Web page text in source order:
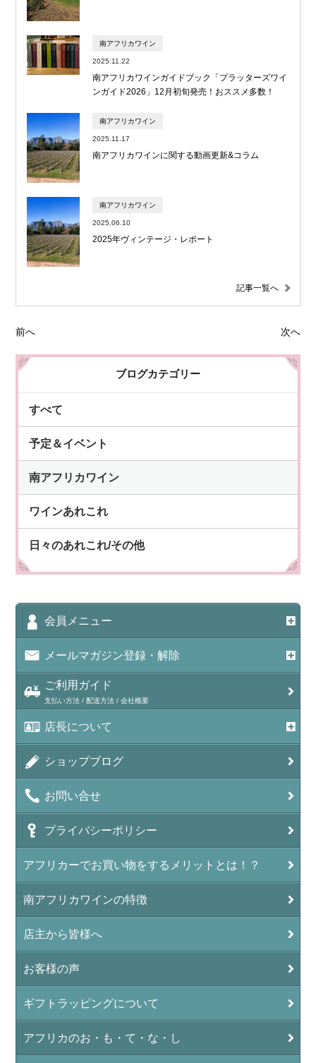
南アフリカワイン
2025.11.22
南アフリカワインガイドブック「プラッターズワイ
ンガイド2026」12月初旬発売！おススメ多数！
南アフリカワイン
2025.11.17
南アフリカワインに関する動画更新&コラム
南アフリカワイン
2025.06.10
2025年ヴィンテージ・レポート
記事一覧へ
前へ 次へ
ブログカテゴリー
すべて
予定＆イベント
南アフリカワイン
ワインあれこれ
日々のあれこれ/その他
会員メニュー
メールマガジン登録・解除
ご利用ガイド
支払い方法 / 配送方法 / 会社概要
店長について
ショップブログ
お問い合せ
プライバシーポリシー
アフリカーでお買い物をするメリットとは！？
南アフリカワインの特徴
店主から皆様へ
お客様の声
ギフトラッピングについて
アフリカのお・も・て・な・し